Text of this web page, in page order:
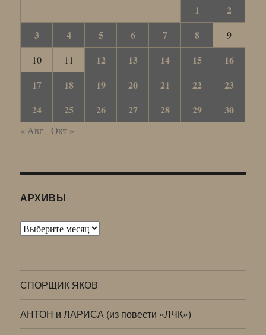
1
2
3
4 5 6 7 8
9
10
11 12 13 14 15
16
17
18 19 20 21 22
23
24
25 26 27 28 29 30
« Авг Окт »
АРХИВЫ
Архивы
СПОРЩИК ЯКОВ
АНТОН и ЛАРИСА (из повести «ЛЧК»)